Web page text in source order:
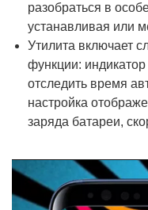
разобраться в
устанавливая или
Утилита включает
функции:
отследить время
настройка
заряда батареи,